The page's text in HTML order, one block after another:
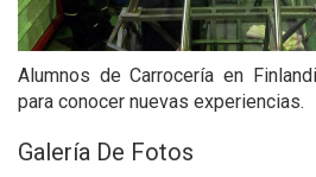
Alumnos de Carrocería en
para conocer nuevas experiencias.
Galería De Fotos